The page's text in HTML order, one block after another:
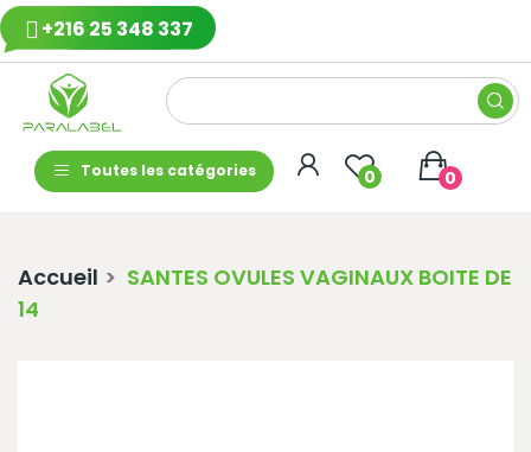
+216 25 348 337
Toutes les catégories 0 0
Accueil
SANTES OVULES VAGINAUX BOITE DE
14